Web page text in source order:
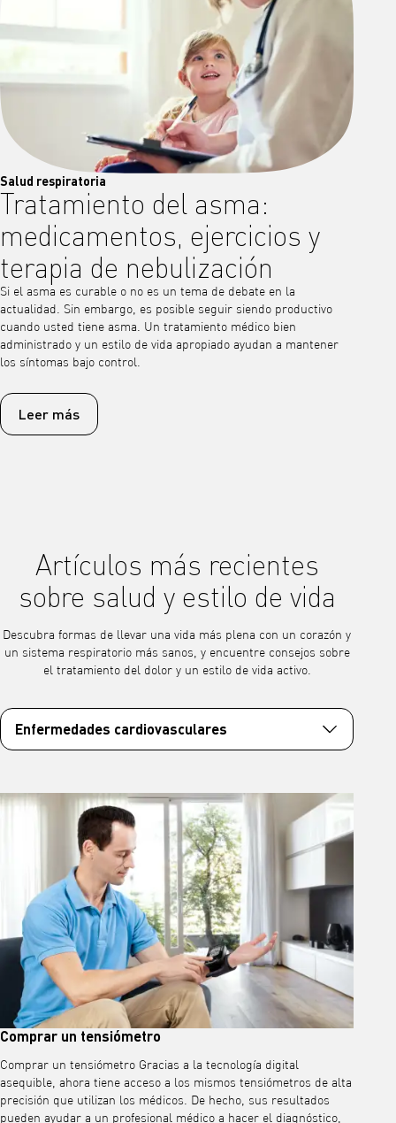
Salud respiratoria
Tratamiento del asma:
medicamentos, ejercicios y
terapia de nebulización
Si el asma es curable o no es un tema de debate en la
actualidad. Sin embargo, es posible seguir siendo productivo
cuando usted tiene asma. Un tratamiento médico bien
administrado y un estilo de vida apropiado ayudan a mantener
los síntomas bajo control.
Leer más
Artículos más recientes
sobre salud y estilo de vida
Descubra formas de llevar una vida más plena con un corazón y
un sistema respiratorio más sanos, y encuentre consejos sobre
el tratamiento del dolor y un estilo de vida activo.
Enfermedades cardiovasculares
Comprar un tensiómetro
Comprar un tensiómetro Gracias a la tecnología digital
asequible, ahora tiene acceso a los mismos tensiómetros de alta
precisión que utilizan los médicos. De hecho, sus resultados
pueden ayudar a un profesional médico a hacer el diagnóstico,